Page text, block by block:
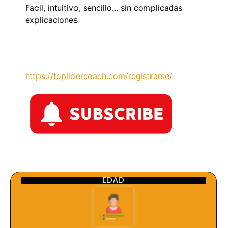
Facil, intuitivo, sencillo... sin complicadas
explicaciones
https://toplidercoach.com/registrarse/
EDAD